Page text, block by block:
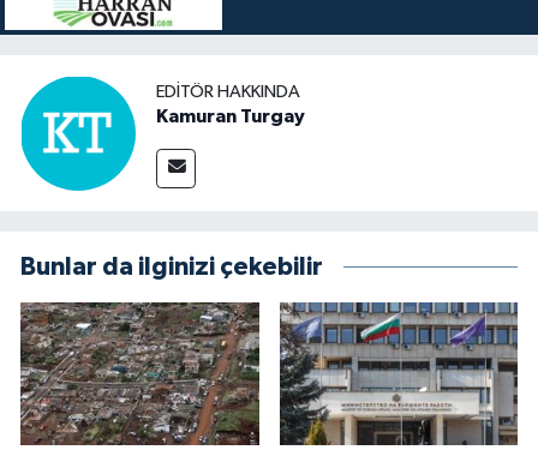
EDITÖR HAKKINDA
Kamuran Turgay
Bunlar da ilginizi çekebilir